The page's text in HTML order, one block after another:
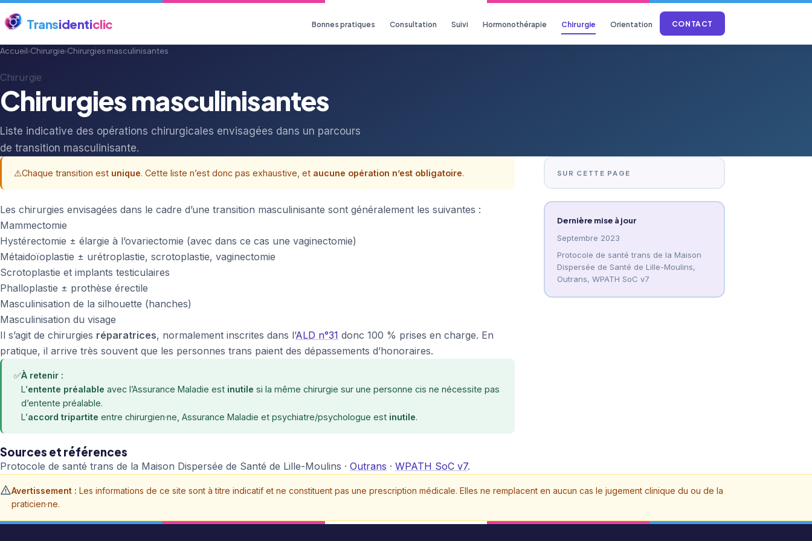
Transidenticlic Bonnes pratiques Consultation Suivi Hormonothérapie Chirurgie Orientation CONTACT
Accueil›Chirurgie›Chirurgies masculinisantes
Chirurgie
Chirurgies masculinisantes
Liste indicative des opérations chirurgicales envisagées dans un parcours
de transition masculinisante.
⚠️Chaque transition est unique. Cette liste n’est donc pas exhaustive, et aucune opération n’est obligatoire.
Les chirurgies envisagées dans le cadre d’une transition masculinisante sont généralement les suivantes :
Mammectomie
Hystérectomie ± élargie à l’ovariectomie (avec dans ce cas une vaginectomie)
Métaidoïoplastie ± urétroplastie, scrotoplastie, vaginectomie
Scrotoplastie et implants testiculaires
Phalloplastie ± prothèse érectile
Masculinisation de la silhouette (hanches)
Masculinisation du visage
Il s’agit de chirurgies réparatrices, normalement inscrites dans l’ALD n°31 donc 100 % prises en charge. En
pratique, il arrive très souvent que les personnes trans paient des dépassements d’honoraires.
✅À retenir :
L’entente préalable avec l’Assurance Maladie est inutile si la même chirurgie sur une personne cis ne nécessite pas
d’entente préalable.
L’accord tripartite entre chirurgien·ne, Assurance Maladie et psychiatre/psychologue est inutile.
Sources et références
Protocole de santé trans de la Maison Dispersée de Santé de Lille-Moulins · Outrans · WPATH SoC v7.
SUR CETTE PAGE
Dernière mise à jour
Septembre 2023
Protocole de santé trans de la Maison
Dispersée de Santé de Lille-Moulins,
Outrans, WPATH SoC v7
Avertissement : Les informations de ce site sont à titre indicatif et ne constituent pas une prescription médicale. Elles ne remplacent en aucun cas le jugement clinique du ou de la
praticien·ne.